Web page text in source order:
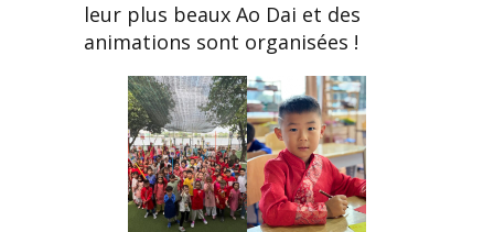
leur plus beaux Ao Dai et des
animations sont organisées !